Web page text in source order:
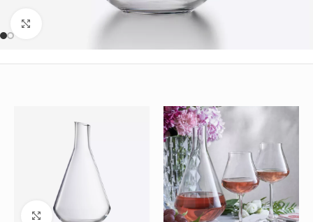
Büyütmek için tıklayın
Büyütmek için tıklayın